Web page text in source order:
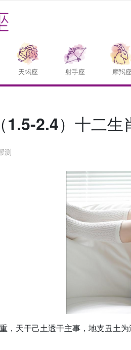
天蝎座 射手座 摩羯
1.5-2.4）十二生
测
，天干己土透干主事，地支丑土